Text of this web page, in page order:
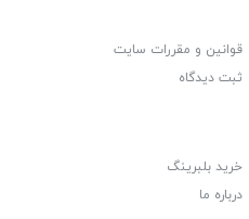
قوانین و مقررات سایت
ثبت دیدگاه
خرید بلبرینگ
درباره ما